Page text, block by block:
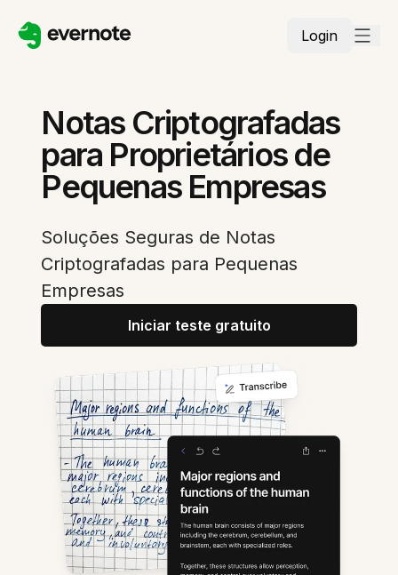
Login
Notas Criptografadas
para Proprietários de
Pequenas Empresas
Soluções Seguras de Notas
Criptografadas para Pequenas
Empresas
Iniciar teste gratuito